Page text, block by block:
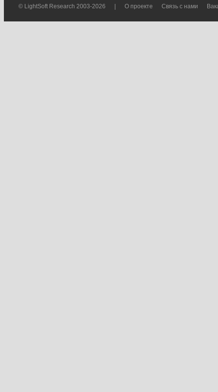
© LightSoft Research 2003-2026 О проекте Связь с нами